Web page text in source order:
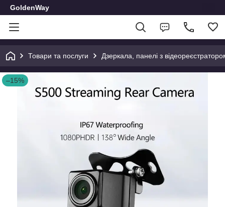
GoldenWay
Товари та послуги Дзеркала, панелі з
–15%